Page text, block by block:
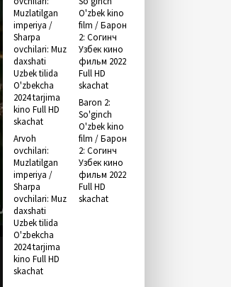
Arvoh
ovchilari:
Muzlatilgan
imperiya /
Sharpa
ovchilari: Muz
daxshati
Uzbek tilida
O'zbekcha
2024 tarjima
kino Full HD
skachat
Baron 2:
So'ginch
O'zbek kino
film / Барон
2: Согинч
Узбек кино
фильм 2022
Full HD
skachat